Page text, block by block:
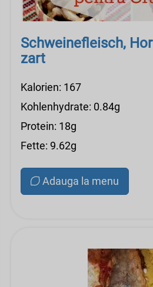
Schweinefleisch,
zart
Kalorien: 167
Kohlenhydrate: 0.84g
Protein: 18g
Fette: 9.62g
Adauga la menu